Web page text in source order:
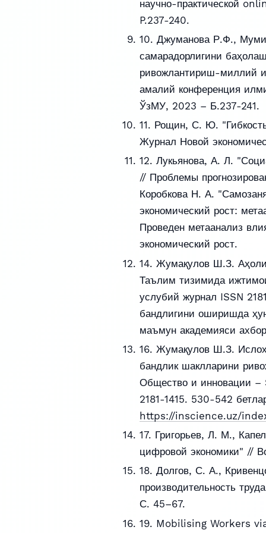
научно-практической
P.237-240.
10. Джуманова Р.Ф.,
самарадорлигини
ривожлантириш-миллий
амалий конференция
ЎзМУ, 2023 – Б.237-241.
11. Рощин, С. Ю.
Журнал Новой
12. Лукьянова, А. Л.
// Проблемы
Коробкова Н. А.
экономический рост:
Проведен метаанализ
экономический рост.
14. Жумақулов Ш.З. Аҳоли
Таълим тизимида
услубий журнал ISSN
бандлигини оширишда
маъмун академияси
16. Жумақулов Ш.З.
бандлик шаклларини
Общество и инновации
2181-1415. 530-542
https://inscience.uz/
17. Григорьев, Л. М.,
цифровой экономики" //
18. Долгов, С. А.,
производительность
С. 45–67.
19. Mobilising Workers